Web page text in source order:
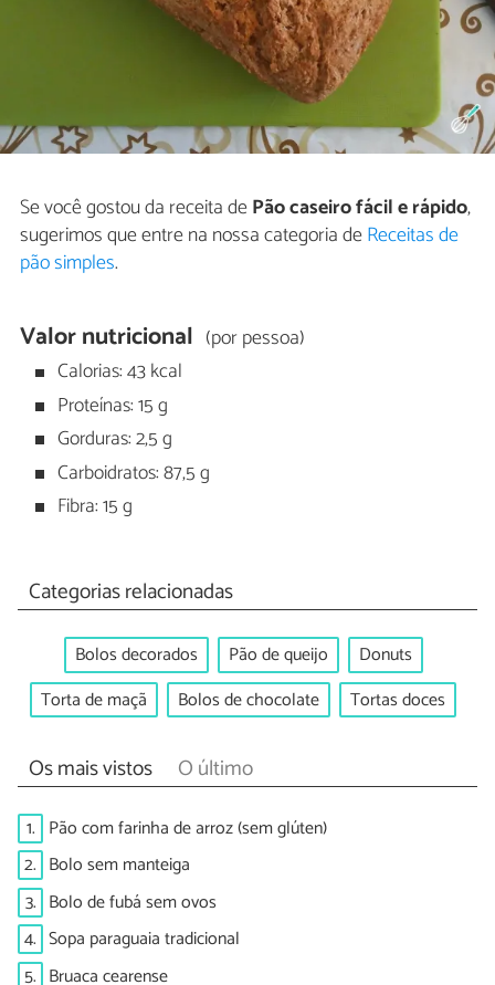
Se você gostou da receita dePão caseiro fácil e rápido,
sugerimos que entre na nossa categoria deReceitas de
pão simples.
Valor nutricional (por pessoa)
Calorias: 43 kcal
Proteínas: 15 g
Gorduras: 2,5 g
Carboidratos: 87,5 g
Fibra: 15 g
Categorias relacionadas
Bolos decorados Pão de queijo
Donuts
Torta de maçã
Bolos de chocolate Tortas doces
Os mais vistos O último
1. Pão com farinha de arroz (sem glúten)
2. Bolo sem manteiga
3. Bolo de fubá sem ovos
4. Sopa paraguaia tradicional
5. Bruaca cearense